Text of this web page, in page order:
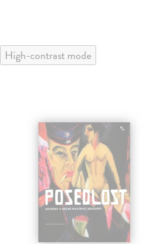
High-contrast mode